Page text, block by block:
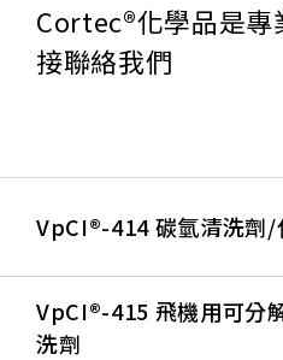
Cortec®化學品是專
接聯絡我們
VpCI®-414 碳氫清洗劑/
VpCI®-415 飛機用可分
洗劑